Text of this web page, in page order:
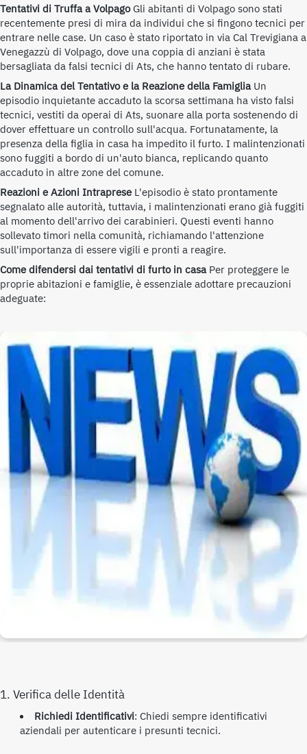
Tentativi di Truffa a VolpagoGli abitanti di Volpago sono stati
recentemente presi di mira da individui che si fingono tecnici per
entrare nelle case. Un caso è stato riportato in via Cal Trevigiana a
Venegazzù di Volpago, dove una coppia di anziani è stata
bersagliata da falsi tecnici di Ats, che hanno tentato di rubare.
La Dinamica del Tentativo e la Reazione della FamigliaUn
episodio inquietante accaduto la scorsa settimana ha visto falsi
tecnici, vestiti da operai di Ats, suonare alla porta sostenendo di
dover effettuare un controllo sull'acqua. Fortunatamente, la
presenza della figlia in casa ha impedito il furto. I malintenzionati
sono fuggiti a bordo di un'auto bianca, replicando quanto
accaduto in altre zone del comune.
Reazioni e Azioni IntrapreseL'episodio è stato prontamente
segnalato alle autorità, tuttavia, i malintenzionati erano già fuggiti
al momento dell'arrivo dei carabinieri. Questi eventi hanno
sollevato timori nella comunità, richiamando l'attenzione
sull'importanza di essere vigili e pronti a reagire.
Come difendersi dai tentativi di furto in casaPer proteggere le
proprie abitazioni e famiglie, è essenziale adottare precauzioni
adeguate:
1. Verifica delle Identità
Richiedi Identificativi: Chiedi sempre identificativi
aziendali per autenticare i presunti tecnici.